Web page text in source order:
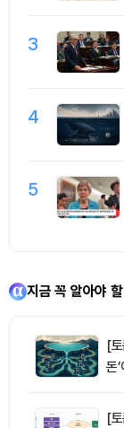
3
4
5
지금 꼭 알아야
[
돈
[